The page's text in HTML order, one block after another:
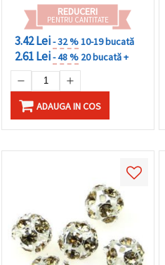
Аcceptati
toate!
Setări
REDUCERI
PENTRU CANTITATE
3.42 Lei- 32 %10-19 bucată
2.61 Lei- 48 % 20 bucată +
ADAUGA IN COS